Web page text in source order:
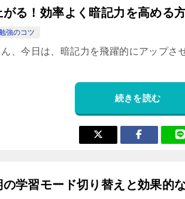
る！効率よく暗記力を高める
強のコツ
、今日は、暗記力を飛躍的にアップさ
続きを読む
学習モード切り替えと効果的